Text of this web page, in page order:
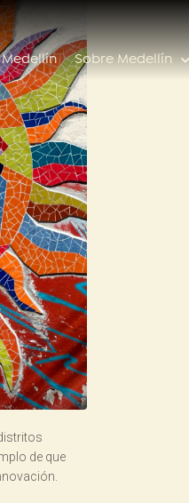
Medellín Sobre Medellín
de que